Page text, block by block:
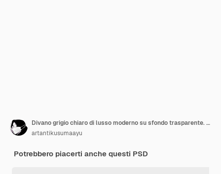
Divano grigio chiaro di lusso moderno su sfondo trasparente. Rendering 3D
artantikusumaayu
Potrebbero piacerti anche questi PSD